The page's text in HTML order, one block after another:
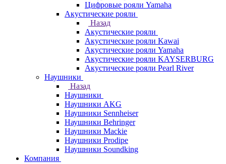
Цифровые рояли Yamaha
Акустические рояли
Назад
Акустические рояли
Акустические рояли Kawai
Акустические рояли Yamaha
Акустические рояли KAYSERBURG
Акустические рояли Pearl River
Наушники
Назад
Наушники
Наушники AKG
Наушники Sennheiser
Наушники Behringer
Наушники Mackie
Наушники Prodipe
Наушники Soundking
Компания